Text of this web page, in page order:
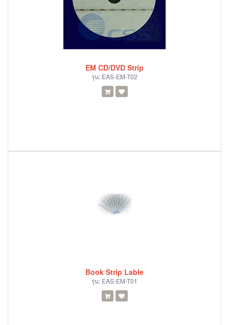
EM CD/DVD Strip
รุ่น: EAS-EM-T02
Book Strip Lable
รุ่น: EAS-EM-T01